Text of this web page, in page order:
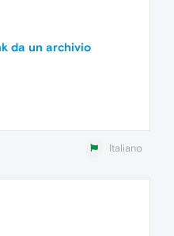
da un archivio
Italiano